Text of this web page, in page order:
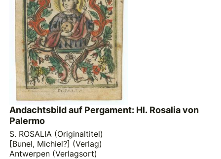
Andachtsbild auf Pergament: Hl. Rosalia von
Palermo
S. ROSALIA (Originaltitel)
[Bunel, Michiel?] (Verlag)
Antwerpen (Verlagsort)